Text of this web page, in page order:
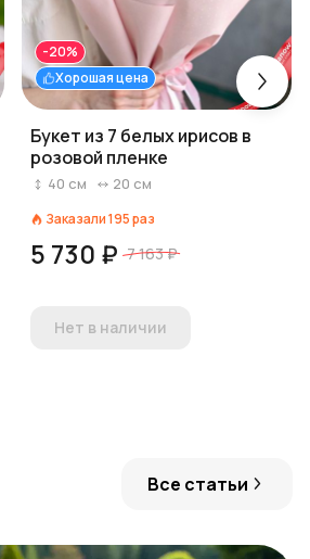
Хорошая цена
-20%
Букет из 7 белых ирисов в
розовой пленке
40 см 20 см
Заказали195раз
5 730 ₽ 7 163 ₽
Нет в наличии
Все статьи